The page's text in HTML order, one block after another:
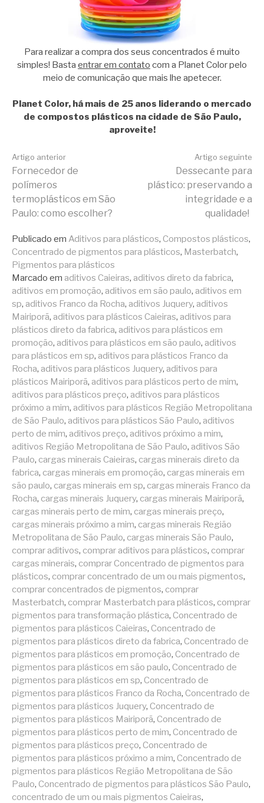
Para realizar a compra dos seus concentrados é muito
simples! Basta entrar em contato com a Planet Color pelo
meio de comunicação que mais lhe apetecer.
Planet Color, há mais de 25 anos liderando o mercado
de compostos plásticos na cidade de São Paulo,
aproveite!
Continue
lendo
Artigo anterior
Fornecedor de
polímeros
termoplásticos em São
Paulo: como escolher?
Artigo seguinte
Dessecante para
plástico: preservando a
integridade e a
qualidade!
Publicado em Aditivos para plásticos, Compostos plásticos,
Concentrado de pigmentos para plásticos, Masterbatch,
Pigmentos para plásticos
Marcado em aditivos Caieiras, aditivos direto da fabrica,
aditivos em promoção, aditivos em são paulo, aditivos em
sp, aditivos Franco da Rocha, aditivos Juquery, aditivos
Mairiporã, aditivos para plásticos Caieiras, aditivos para
plásticos direto da fabrica, aditivos para plásticos em
promoção, aditivos para plásticos em são paulo, aditivos
para plásticos em sp, aditivos para plásticos Franco da
Rocha, aditivos para plásticos Juquery, aditivos para
plásticos Mairiporã, aditivos para plásticos perto de mim,
aditivos para plásticos preço, aditivos para plásticos
próximo a mim, aditivos para plásticos Região Metropolitana
de São Paulo, aditivos para plásticos São Paulo, aditivos
perto de mim, aditivos preço, aditivos próximo a mim,
aditivos Região Metropolitana de São Paulo, aditivos São
Paulo, cargas minerais Caieiras, cargas minerais direto da
fabrica, cargas minerais em promoção, cargas minerais em
são paulo, cargas minerais em sp, cargas minerais Franco da
Rocha, cargas minerais Juquery, cargas minerais Mairiporã,
cargas minerais perto de mim, cargas minerais preço,
cargas minerais próximo a mim, cargas minerais Região
Metropolitana de São Paulo, cargas minerais São Paulo,
comprar aditivos, comprar aditivos para plásticos, comprar
cargas minerais, comprar Concentrado de pigmentos para
plásticos, comprar concentrado de um ou mais pigmentos,
comprar concentrados de pigmentos, comprar
Masterbatch, comprar Masterbatch para plásticos, comprar
pigmentos para transformação plástica, Concentrado de
pigmentos para plásticos Caieiras, Concentrado de
pigmentos para plásticos direto da fabrica, Concentrado de
pigmentos para plásticos em promoção, Concentrado de
pigmentos para plásticos em são paulo, Concentrado de
pigmentos para plásticos em sp, Concentrado de
pigmentos para plásticos Franco da Rocha, Concentrado de
pigmentos para plásticos Juquery, Concentrado de
pigmentos para plásticos Mairiporã, Concentrado de
pigmentos para plásticos perto de mim, Concentrado de
pigmentos para plásticos preço, Concentrado de
pigmentos para plásticos próximo a mim, Concentrado de
pigmentos para plásticos Região Metropolitana de São
Paulo, Concentrado de pigmentos para plásticos São Paulo,
concentrado de um ou mais pigmentos Caieiras,